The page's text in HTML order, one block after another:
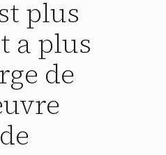
plus
a plus
de